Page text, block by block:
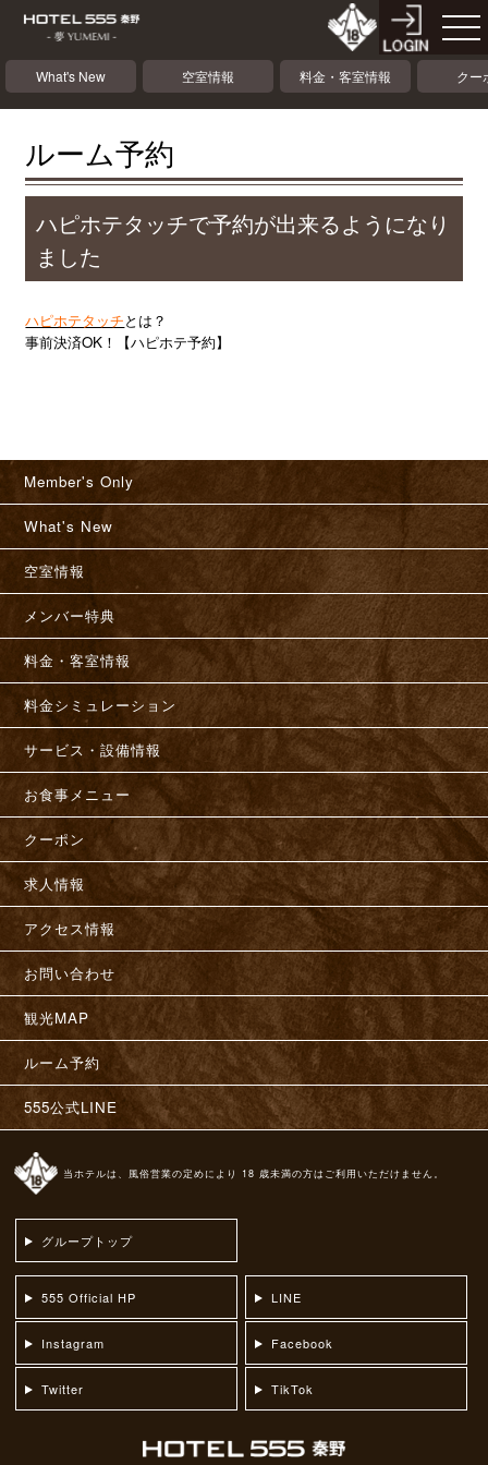
What's New 空室情報 料金・客室情報 クー
ルーム予約
ハピホテタッチで予約が出来るようになり
ました
ハピホテタッチとは？
事前決済OK！【ハピホテ予約】
Member's Only
What's New
空室情報
メンバー特典
料金・客室情報
料金シミュレーション
サービス・設備情報
お食事メニュー
クーポン
求人情報
アクセス情報
お問い合わせ
観光MAP
ルーム予約
555公式LINE
当ホテルは、風俗営業の定めにより 18 歳未満の方はご利用いただけません。
グループトップ
555 Official HP LINE
Instagram Facebook
Twitter TikTok